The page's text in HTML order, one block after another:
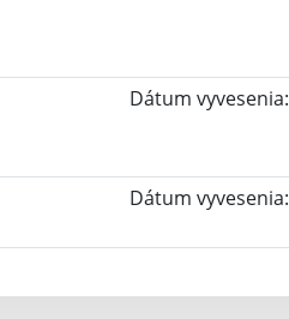
Dátum vyvesenia:
Dátum vyvesenia: